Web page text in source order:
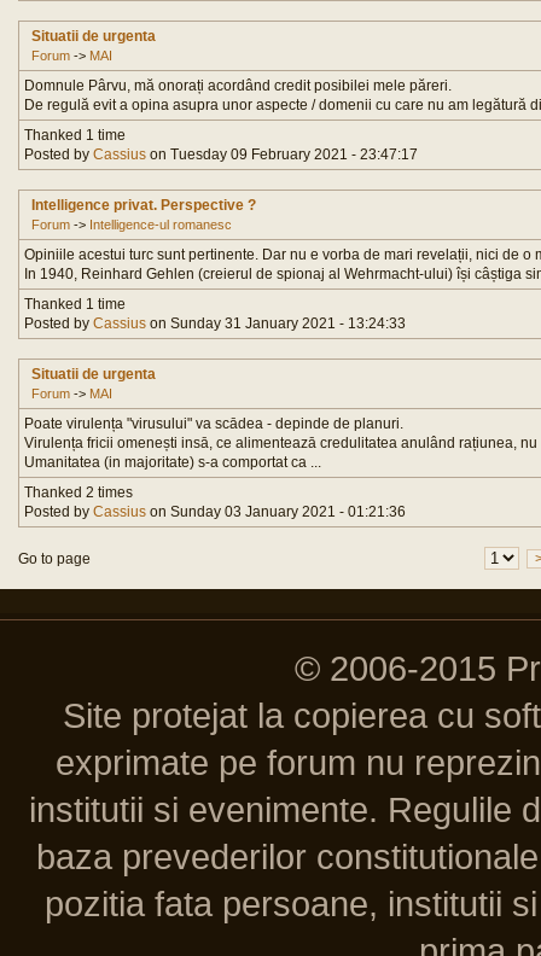
Situatii de urgenta
Forum -> MAI
Domnule Pârvu, mă onorați acordând credit posibilei mele păreri.
De regulă evit a opina asupra unor aspecte / domenii cu care nu am legătură
Thanked 1 time
Posted by Cassius on Tuesday 09 February 2021 - 23:47:17
Intelligence privat. Perspective ?
Forum -> Intelligence-ul romanesc
Opiniile acestui turc sunt pertinente. Dar nu e vorba de mari revelații, nici de o
In 1940, Reinhard Gehlen (creierul de spionaj al Wehrmacht-ului) își câștiga
Thanked 1 time
Posted by Cassius on Sunday 31 January 2021 - 13:24:33
Situatii de urgenta
Forum -> MAI
Poate virulența "virusului" va scādea - depinde de planuri.
Virulența fricii omenești insā, ce alimenteazā credulitatea anulând rațiunea,
Umanitatea (in majoritate) s-a comportat ca ...
Thanked 2 times
Posted by Cassius on Sunday 03 January 2021 - 01:21:36
Go to page
© 2006-2015
Site protejat la copierea cu
exprimate pe forum nu
institutii si evenimente. Regulile
baza prevederilor
pozitia fata persoane, institutii